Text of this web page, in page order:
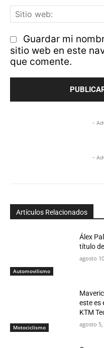
Guardar mi
sitio web en este
que comente.
-
-
Artículos Relacionados
Automovilismo
Álex
título
agosto
Motociclismo
este es
KTM
agosto 5,